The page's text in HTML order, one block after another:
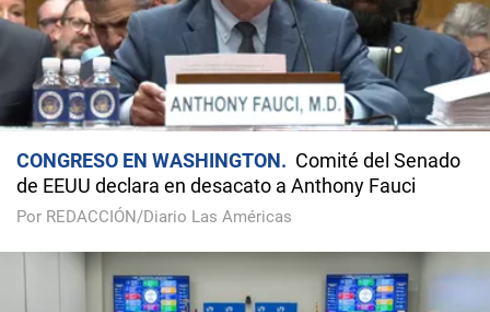
CONGRESO EN WASHINGTON
Comité del Senado
de EEUU declara en desacato a Anthony Fauci
Por REDACCIÓN/Diario Las Américas